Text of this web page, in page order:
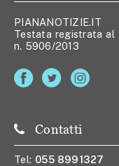
PIANANOTIZIE.IT
Testata registrata al
n. 5906/2013
Contatti
Tel: 055 8991327